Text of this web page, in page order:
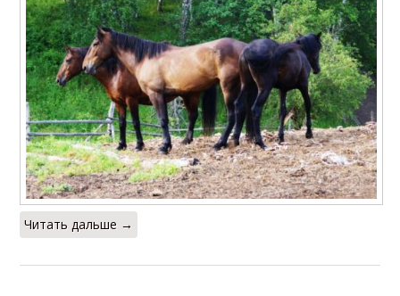
Читать дальше →